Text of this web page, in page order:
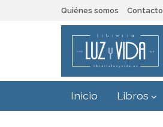
Quiénes somos Contacto
Inicio Libros